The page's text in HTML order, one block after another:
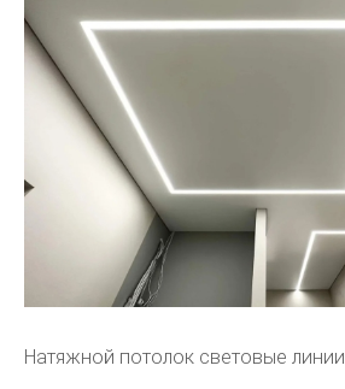
Натяжной потолок световые линии